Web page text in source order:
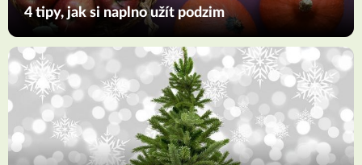
4 tipy, jak si naplno užít podzim